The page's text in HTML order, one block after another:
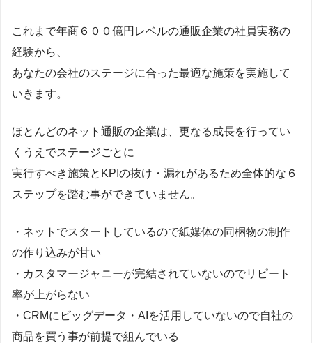
これまで年商６００億円レベルの通販企業の社員実務の
経験から、
あなたの会社のステージに合った最適な施策を実施して
いきます。
ほとんどのネット通販の企業は、更なる成長を行ってい
くうえでステージごとに
実行すべき施策とKPIの抜け・漏れがあるため全体的な６
ステップを踏む事ができていません。
・ネットでスタートしているので紙媒体の同梱物の制作
の作り込みが甘い
・カスタマージャニーが完結されていないのでリピート
率が上がらない
・CRMにビッグデータ・AIを活用していないので自社の
商品を買う事が前提で組んでいる